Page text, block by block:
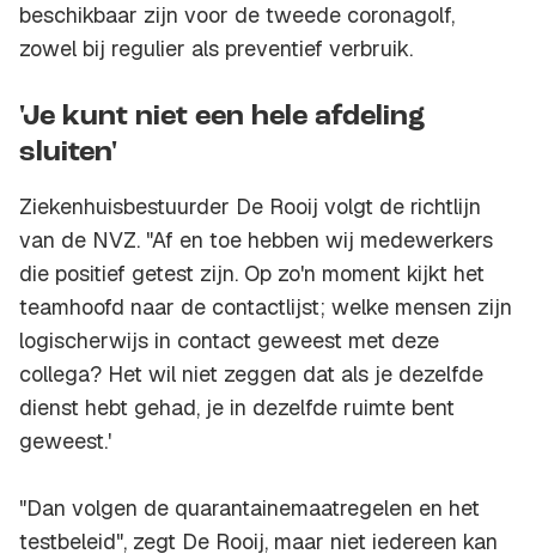
beschikbaar zijn voor de tweede coronagolf,
zowel bij regulier als preventief verbruik.
'Je kunt niet een hele afdeling
sluiten'
Ziekenhuisbestuurder De Rooij volgt de richtlijn
van de NVZ. "Af en toe hebben wij medewerkers
die positief getest zijn. Op zo'n moment kijkt het
teamhoofd naar de contactlijst; welke mensen zijn
logischerwijs in contact geweest met deze
collega? Het wil niet zeggen dat als je dezelfde
dienst hebt gehad, je in dezelfde ruimte bent
geweest.'
"Dan volgen de quarantainemaatregelen en het
testbeleid", zegt De Rooij, maar niet iedereen kan